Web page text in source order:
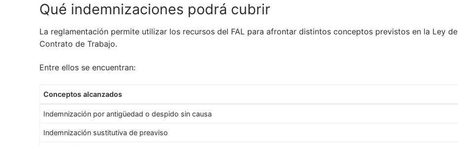
Qué indemnizaciones podrá cubrir
La reglamentación permite utilizar los recursos del FAL para afrontar distintos conceptos previstos en la Ley de
Contrato de Trabajo.
Entre ellos se encuentran:
Conceptos alcanzados
Indemnización por antigüedad o despido sin causa
Indemnización sustitutiva de preaviso